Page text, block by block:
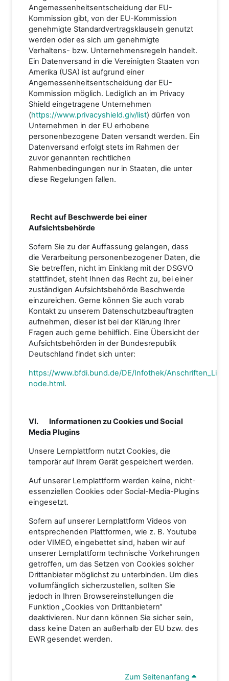
Angemessenheitsentscheidung der EU-
Kommission gibt, von der EU-Kommission
genehmigte Standardvertragsklauseln genutzt
werden oder es sich um genehmigte
Verhaltens- bzw. Unternehmensregeln handelt.
Ein Datenversand in die Vereinigten Staaten von
Amerika (USA) ist aufgrund einer
Angemessenheitsentscheidung der EU-
Kommission möglich. Lediglich an im Privacy
Shield eingetragene Unternehmen
(https://www.privacyshield.giv/list) dürfen von
Unternehmen in der EU erhobene
personenbezogene Daten versandt werden. Ein
Datenversand erfolgt stets im Rahmen der
zuvor genannten rechtlichen
Rahmenbedingungen nur in Staaten, die unter
diese Regelungen fallen.
Recht auf Beschwerde bei einer
Aufsichtsbehörde
Sofern Sie zu der Auffassung gelangen, dass
die Verarbeitung personenbezogener Daten, die
Sie betreffen, nicht im Einklang mit der DSGVO
stattfindet, steht Ihnen das Recht zu, bei einer
zuständigen Aufsichtsbehörde Beschwerde
einzureichen. Gerne können Sie auch vorab
Kontakt zu unserem Datenschutzbeauftragten
aufnehmen, dieser ist bei der Klärung Ihrer
Fragen auch gerne behilflich. Eine Übersicht der
Aufsichtsbehörden in der Bundesrepublik
Deutschland findet sich unter:
https://www.bfdi.bund.de/DE/Infothek/
node.html.
VI. Informationen zu Cookies und Social
Media Plugins
Unsere Lernplattform nutzt Cookies, die
temporär auf Ihrem Gerät gespeichert werden.
Auf unserer Lernplattform werden keine, nicht-
essenziellen Cookies oder Social-Media-Plugins
eingesetzt.
Sofern auf unserer Lernplattform Videos von
entsprechenden Plattformen, wie z. B. Youtube
oder VIMEO, eingebettet sind, haben wir auf
unserer Lernplattform technische Vorkehrungen
getroffen, um das Setzen von Cookies solcher
Drittanbieter möglichst zu unterbinden. Um dies
vollumfänglich sicherzustellen, sollten Sie
jedoch in Ihren Browsereinstellungen die
Funktion „Cookies von Drittanbietern“
deaktivieren. Nur dann können Sie sicher sein,
dass keine Daten an außerhalb der EU bzw. des
EWR gesendet werden.
Zum Seitenanfang